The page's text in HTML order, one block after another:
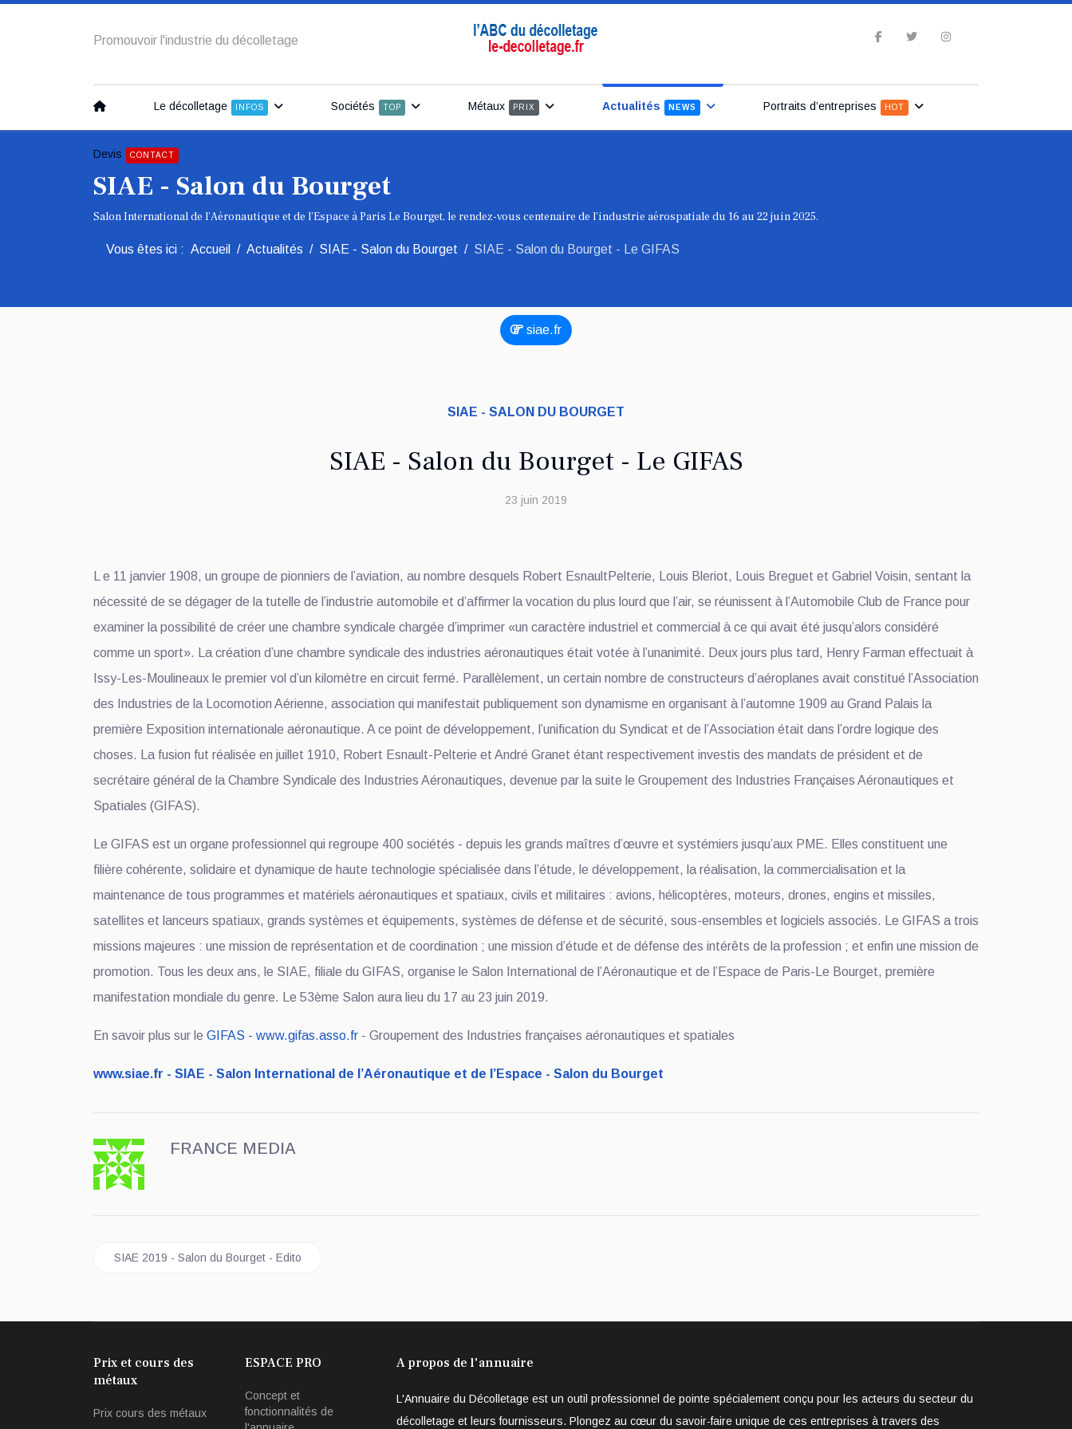
Promouvoir l'industrie du décolletage
Le décolletage INFOS Sociétés TOP Métaux PRIX Actualités NEWS Portraits d’entreprises HOT
Devis CONTACT
SIAE - Salon du Bourget
Salon International de l’Aéronautique et de l’Espace à Paris Le Bourget, le rendez-vous centenaire de l'industrie aérospatiale du 16 au 22 juin 2025.
Vous êtes ici : Accueil Actualités SIAE - Salon du Bourget SIAE - Salon du Bourget - Le GIFAS
siae.fr
SIAE - SALON DU BOURGET
SIAE - Salon du Bourget - Le GIFAS
23 juin 2019
L e 11 janvier 1908, un groupe de pionniers de l’aviation, au nombre desquels Robert EsnaultPelterie, Louis Bleriot, Louis Breguet et Gabriel Voisin, sentant la
nécessité de se dégager de la tutelle de l’industrie automobile et d’affirmer la vocation du plus lourd que l’air, se réunissent à l’Automobile Club de France pour
examiner la possibilité de créer une chambre syndicale chargée d’imprimer «un caractère industriel et commercial à ce qui avait été jusqu’alors considéré
comme un sport». La création d’une chambre syndicale des industries aéronautiques était votée à l’unanimité. Deux jours plus tard, Henry Farman effectuait à
Issy-Les-Moulineaux le premier vol d’un kilomètre en circuit fermé. Parallèlement, un certain nombre de constructeurs d’aéroplanes avait constitué l’Association
des Industries de la Locomotion Aérienne, association qui manifestait publiquement son dynamisme en organisant à l’automne 1909 au Grand Palais la
première Exposition internationale aéronautique. A ce point de développement, l’unification du Syndicat et de l’Association était dans l’ordre logique des
choses. La fusion fut réalisée en juillet 1910, Robert Esnault-Pelterie et André Granet étant respectivement investis des mandats de président et de
secrétaire général de la Chambre Syndicale des Industries Aéronautiques, devenue par la suite le Groupement des Industries Françaises Aéronautiques et
Spatiales (GIFAS).
Le GIFAS est un organe professionnel qui regroupe 400 sociétés - depuis les grands maîtres d’œuvre et systémiers jusqu’aux PME. Elles constituent une
filière cohérente, solidaire et dynamique de haute technologie spécialisée dans l’étude, le développement, la réalisation, la commercialisation et la
maintenance de tous programmes et matériels aéronautiques et spatiaux, civils et militaires : avions, hélicoptères, moteurs, drones, engins et missiles,
satellites et lanceurs spatiaux, grands systèmes et équipements, systèmes de défense et de sécurité, sous-ensembles et logiciels associés. Le GIFAS a trois
missions majeures : une mission de représentation et de coordination ; une mission d’étude et de défense des intérêts de la profession ; et enfin une mission de
promotion. Tous les deux ans, le SIAE, filiale du GIFAS, organise le Salon International de l’Aéronautique et de l’Espace de Paris-Le Bourget, première
manifestation mondiale du genre. Le 53ème Salon aura lieu du 17 au 23 juin 2019.
En savoir plus sur le GIFAS - www.gifas.asso.fr - Groupement des Industries françaises aéronautiques et spatiales
www.siae.fr - SIAE - Salon International de l’Aéronautique et de l’Espace - Salon du Bourget
FRANCE MEDIA
Article précédent : SIAE 2019 - Salon du Bourget - Edito
SIAE 2019 - Salon du Bourget - Edito
Prix et cours des
métaux
Prix cours des métaux
ESPACE PRO
Concept et
fonctionnalités de
A propos de l'annuaire
L'Annuaire du Décolletage est un outil professionnel de pointe spécialement conçu pour les acteurs du secteur du
décolletage et leurs fournisseurs. Plongez au cœur du savoir-faire unique de ces entreprises à travers des